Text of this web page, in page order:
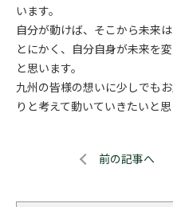
います。
自分が動けば、そこから未来
とにかく、自分自身が未来を
と思います。
九州の皆様の想いに少しでも
りと考えて動いていきたいと思
前の記事へ